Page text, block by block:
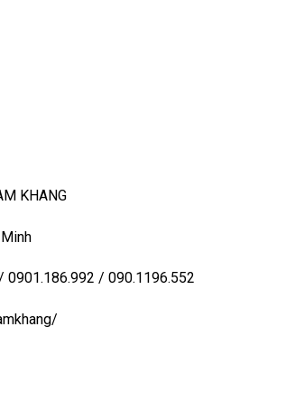
KHANG
0901.186.992 / 090.1196.552